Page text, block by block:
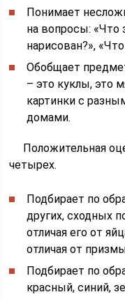
Понимает
на вопросы: «Что
нарисован?»,
Обобщает
– это куклы, это
картинки с
домами.
Положительная
четырех.
Подбирает по
других, сходных
отличая его от
отличая от
Подбирает по
красный, синий,